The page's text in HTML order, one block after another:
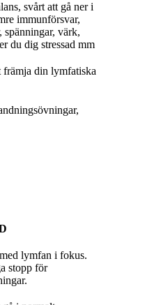
svårt att gå ner i
immunförsvar,
spänningar, värk,
du dig stressad mm
din lymfatiska
lymfan i fokus.
stopp för